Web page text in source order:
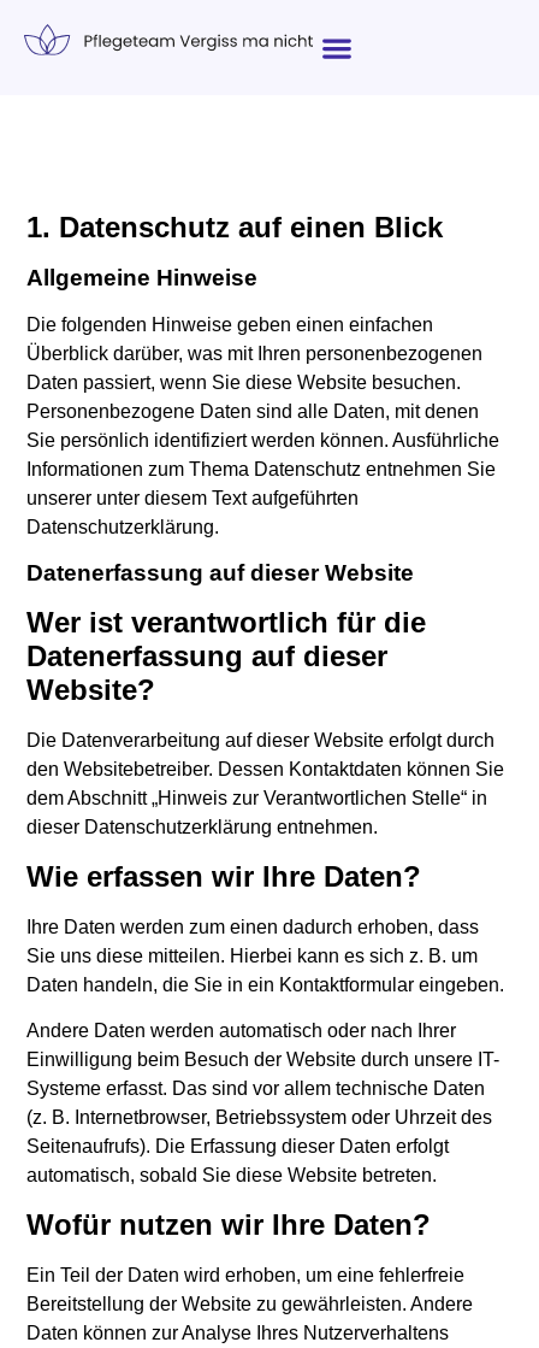
1. Datenschutz auf einen Blick
Allgemeine Hinweise
Die folgenden Hinweise geben einen einfachen
Überblick darüber, was mit Ihren personenbezogenen
Daten passiert, wenn Sie diese Website besuchen.
Personenbezogene Daten sind alle Daten, mit denen
Sie persönlich identifiziert werden können. Ausführliche
Informationen zum Thema Datenschutz entnehmen Sie
unserer unter diesem Text aufgeführten
Datenschutzerklärung.
Datenerfassung auf dieser Website
Wer ist verantwortlich für die
Datenerfassung auf dieser
Website?
Die Datenverarbeitung auf dieser Website erfolgt durch
den Websitebetreiber. Dessen Kontaktdaten können Sie
dem Abschnitt „Hinweis zur Verantwortlichen Stelle“ in
dieser Datenschutzerklärung entnehmen.
Wie erfassen wir Ihre Daten?
Ihre Daten werden zum einen dadurch erhoben, dass
Sie uns diese mitteilen. Hierbei kann es sich z. B. um
Daten handeln, die Sie in ein Kontaktformular eingeben.
Andere Daten werden automatisch oder nach Ihrer
Einwilligung beim Besuch der Website durch unsere IT-
Systeme erfasst. Das sind vor allem technische Daten
(z. B. Internetbrowser, Betriebssystem oder Uhrzeit des
Seitenaufrufs). Die Erfassung dieser Daten erfolgt
automatisch, sobald Sie diese Website betreten.
Wofür nutzen wir Ihre Daten?
Ein Teil der Daten wird erhoben, um eine fehlerfreie
Bereitstellung der Website zu gewährleisten. Andere
Daten können zur Analyse Ihres Nutzerverhaltens